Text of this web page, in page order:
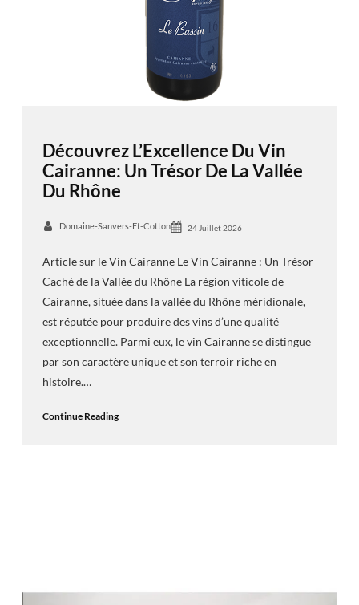
Découvrez L’Excellence Du Vin
Cairanne: Un Trésor De La Vallée
Du Rhône
Domaine-Sanvers-Et-Cotton 24 Juillet 2026
Article sur le Vin Cairanne Le Vin Cairanne : Un Trésor
Caché de la Vallée du Rhône La région viticole de
Cairanne, située dans la vallée du Rhône méridionale,
est réputée pour produire des vins d’une qualité
exceptionnelle. Parmi eux, le vin Cairanne se distingue
par son caractère unique et son terroir riche en
histoire.…
Continue Reading